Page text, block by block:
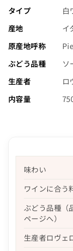
タイプ
白
産地
イ
原産地呼称
ぶどう品種
ソ
生産者
ロ
内容量
味わい
ワインに合う
ぶどう品種（
ページへ）
生産者ロヴェ